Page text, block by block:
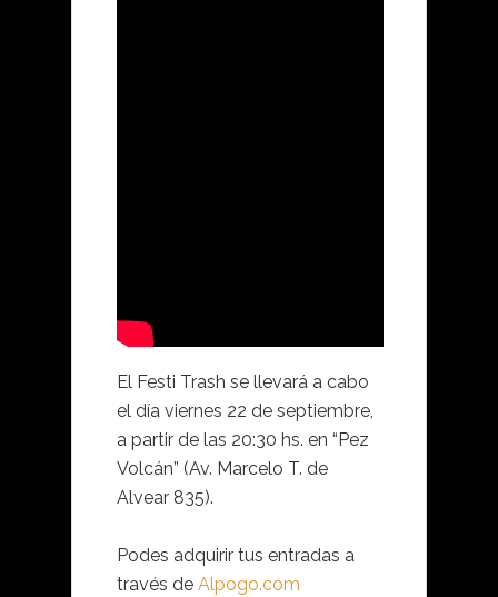
El Festi Trash se llevará a cabo
el día viernes 22 de septiembre,
a partir de las 20:30 hs. en “Pez
Volcán” (Av. Marcelo T. de
Alvear 835).
Podes adquirir tus entradas a
través de Alpogo.com